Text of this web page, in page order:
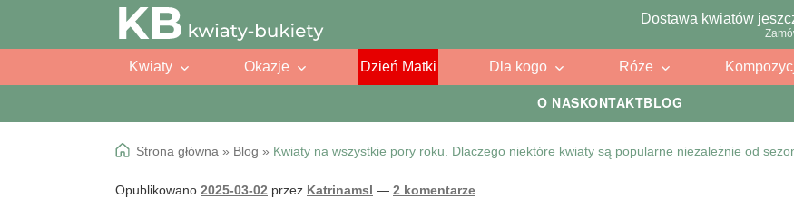
O NASKONTAKTBLOG
Przejdź
do
Przejdź
do
Dostawa kwiatów
Kwiaty Okazje Dzień Matki Dla kogo Róże
Strona główna » Blog » Kwiaty na wszystkie pory roku. Dlaczego niektóre kwiaty są popularne niezależnie od
Opublikowano 2025-03-02 przez Katrinamsl — 2 komentarze